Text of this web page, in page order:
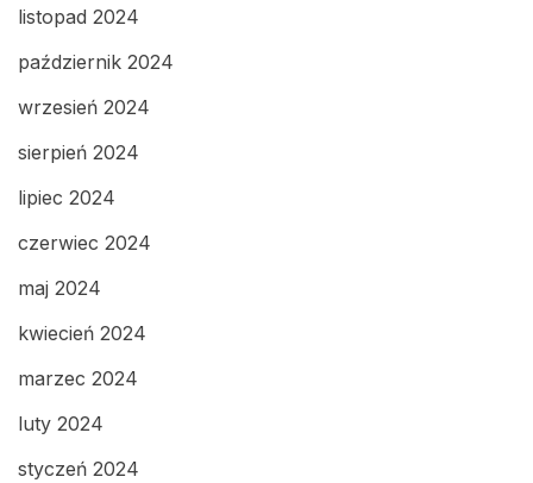
listopad 2024
październik 2024
wrzesień 2024
sierpień 2024
lipiec 2024
czerwiec 2024
maj 2024
kwiecień 2024
marzec 2024
luty 2024
styczeń 2024